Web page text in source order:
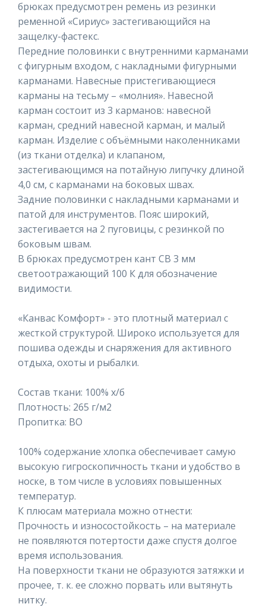
брюках предусмотрен ремень из резинки
ременной «Сириус» застегивающийся на
защелку-фастекс.
Передние половинки с внутренними карманами
с фигурным входом, с накладными фигурными
карманами. Навесные пристегивающиеся
карманы на тесьму – «молния». Навесной
карман состоит из 3 карманов: навесной
карман, средний навесной карман, и малый
карман. Изделие с объёмными наколенниками
(из ткани отделка) и клапаном,
застегивающимся на потайную липучку длиной
4,0 см, с карманами на боковых швах.
Задние половинки с накладными карманами и
патой для инструментов. Пояс широкий,
застегивается на 2 пуговицы, с резинкой по
боковым швам.
В брюках предусмотрен кант СВ 3 мм
светоотражающий 100 К для обозначение
видимости.
«Канвас Комфорт» - это плотный материал с
жесткой структурой. Широко используется для
пошива одежды и снаряжения для активного
отдыха, охоты и рыбалки.
Состав ткани: 100% х/б
Плотность: 265 г/м2
Пропитка: ВО
100% содержание хлопка обеспечивает самую
высокую гигроскопичность ткани и удобство в
носке, в том числе в условиях повышенных
температур.
К плюсам материала можно отнести:
Прочность и износостойкость – на материале
не появляются потертости даже спустя долгое
время использования.
На поверхности ткани не образуются затяжки и
прочее, т. к. ее сложно порвать или вытянуть
нитку.